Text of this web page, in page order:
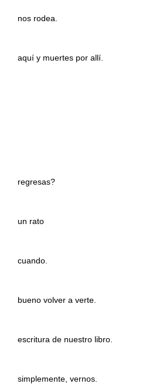
nos rodea.
aquí y muertes por allí.
regresas?
un rato
cuando.
bueno volver a verte.
escritura de nuestro libro.
simplemente, vernos.